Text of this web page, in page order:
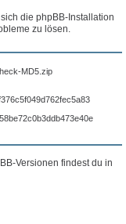
die phpBB-Installation
zu lösen.
MD5.zip
Versionen findest du in